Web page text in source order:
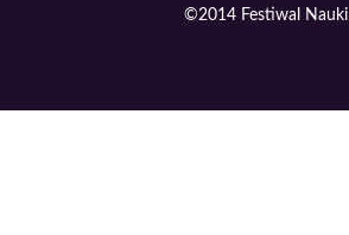
©2014 Festiwal Nauki